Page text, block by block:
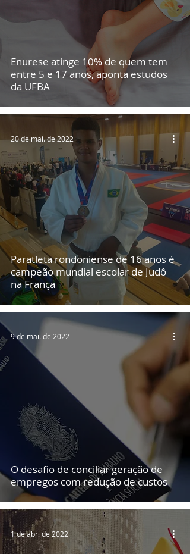
Enurese atinge 10% de quem tem
entre 5 e 17 anos, aponta estudos
da UFBA
Paratleta rondoniense de 16 anos é
campeão mundial escolar de Judô
na França
20 de mai. de 2022
O desafio de conciliar geração de
empregos com redução de custos
9 de mai. de 2022
1 de abr. de 2022